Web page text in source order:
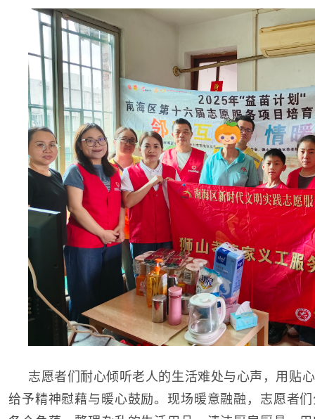
志愿者们耐心倾听老人的生活难处与心声，用贴
给予精神慰藉与暖心鼓励。现场暖意融融，志愿者